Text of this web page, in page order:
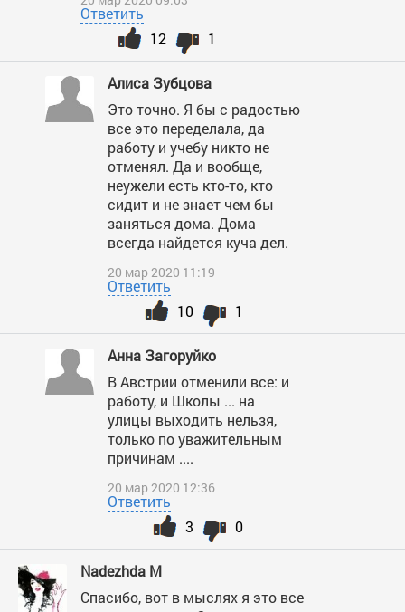
Ответить
1
12
Алиса Зубцова
Это точно. Я бы с радостью
все это переделала, да
работу и учебу никто не
отменял. Да и вообще,
неужели есть кто-то, кто
сидит и не знает чем бы
заняться дома. Дома
всегда найдется куча дел.
20 мар 2020 11:19
Ответить
1
10
Анна Загоруйко
В Австрии отменили все: и
работу, и Школы ... на
улицы выходить нельзя,
только по уважительным
причинам ....
20 мар 2020 12:36
Ответить
0
3
Nadezhda M
Спасибо, вот в мыслях я это все